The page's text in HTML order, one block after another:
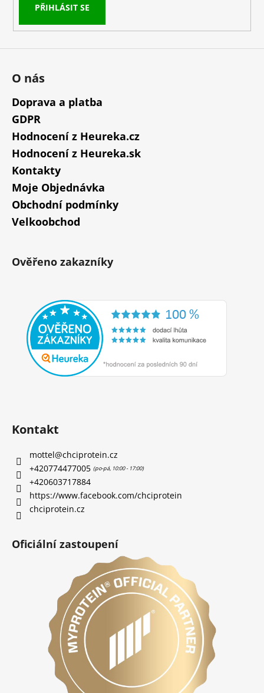
PŘIHLÁSIT SE
O nás
Doprava a platba
GDPR
Hodnocení z Heureka.cz
Hodnocení z Heureka.sk
Kontakty
Moje Objednávka
Obchodní podmínky
Velkoobchod
Ověřeno zakazníky
Kontakt
mottel@chciprotein.cz
+420774477005
+420603717884
https://www.facebook.com/chciprotein
chciprotein.cz
Oficiální zastoupení